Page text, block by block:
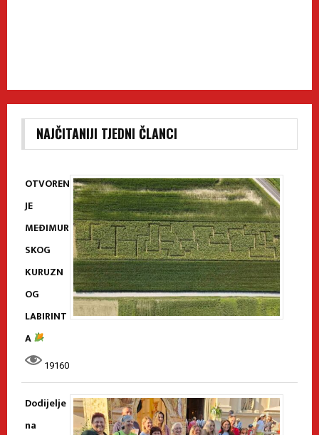
NAJČITANIJI TJEDNI ČLANCI
OTVOREN
JE
MEĐIMUR
SKOG
KURUZN
OG
LABIRINT
A
19160
Dodijelje
na